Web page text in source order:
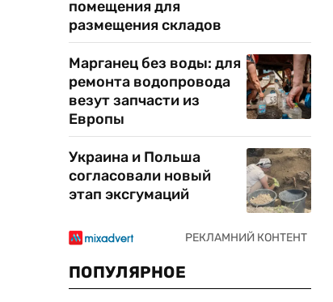
помещения для
размещения складов
Марганец без воды: для
ремонта водопровода
везут запчасти из
Европы
Украина и Польша
согласовали новый
этап эксгумаций
ПОПУЛЯРНОЕ